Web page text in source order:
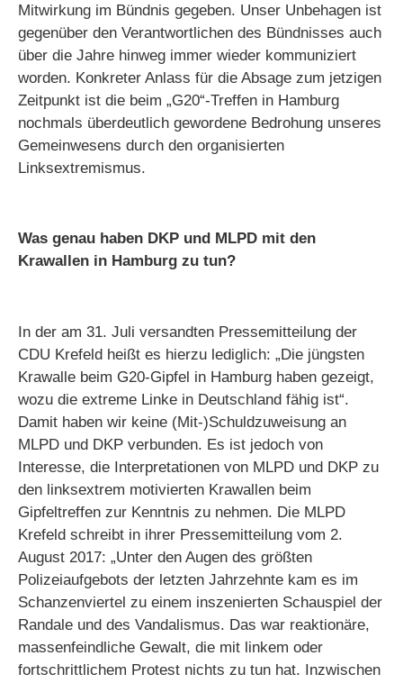
Mitwirkung im Bündnis gegeben. Unser Unbehagen ist
gegenüber den Verantwortlichen des Bündnisses auch
über die Jahre hinweg immer wieder kommuniziert
worden. Konkreter Anlass für die Absage zum jetzigen
Zeitpunkt ist die beim „G20“-Treffen in Hamburg
nochmals überdeutlich gewordene Bedrohung unseres
Gemeinwesens durch den organisierten
Linksextremismus.
Was genau haben DKP und MLPD mit den
Krawallen in Hamburg zu tun?
In der am 31. Juli versandten Pressemitteilung der
CDU Krefeld heißt es hierzu lediglich: „Die jüngsten
Krawalle beim G20-Gipfel in Hamburg haben gezeigt,
wozu die extreme Linke in Deutschland fähig ist“.
Damit haben wir keine (Mit-)Schuldzuweisung an
MLPD und DKP verbunden. Es ist jedoch von
Interesse, die Interpretationen von MLPD und DKP zu
den linksextrem motivierten Krawallen beim
Gipfeltreffen zur Kenntnis zu nehmen. Die MLPD
Krefeld schreibt in ihrer Pressemitteilung vom 2.
August 2017: „Unter den Augen des größten
Polizeiaufgebots der letzten Jahrzehnte kam es im
Schanzenviertel zu einem inszenierten Schauspiel der
Randale und des Vandalismus. Das war reaktionäre,
massenfeindliche Gewalt, die mit linkem oder
fortschrittlichem Protest nichts zu tun hat. Inzwischen